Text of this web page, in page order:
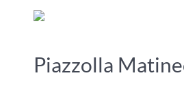
Piazzolla